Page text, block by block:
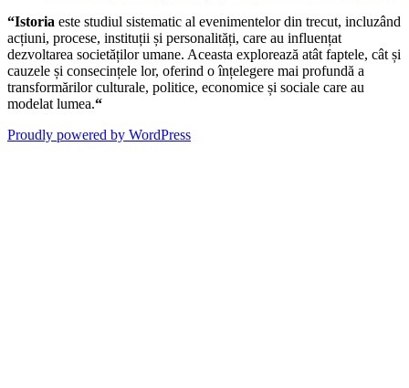
“Istoria este studiul sistematic al evenimentelor din trecut, incluzând
acțiuni, procese, instituții și personalități, care au influențat
dezvoltarea societăților umane. Aceasta explorează atât faptele, cât și
cauzele și consecințele lor, oferind o înțelegere mai profundă a
transformărilor culturale, politice, economice și sociale care au
modelat lumea.“
Proudly powered by WordPress